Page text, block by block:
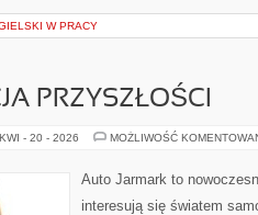
W PRACY
PRZYSZŁOŚCI
KWI - 20 - 2026 MOŻLIWOŚĆ
Auto Jarmark to
interesują się światem